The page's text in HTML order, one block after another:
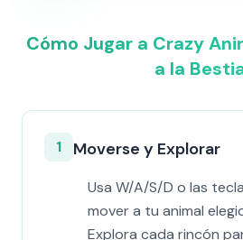
Cómo Jugar a Crazy
a la
1 Moverse y Explorar
Usa W/A/S/D o las
mover a tu animal
Explora cada rincón